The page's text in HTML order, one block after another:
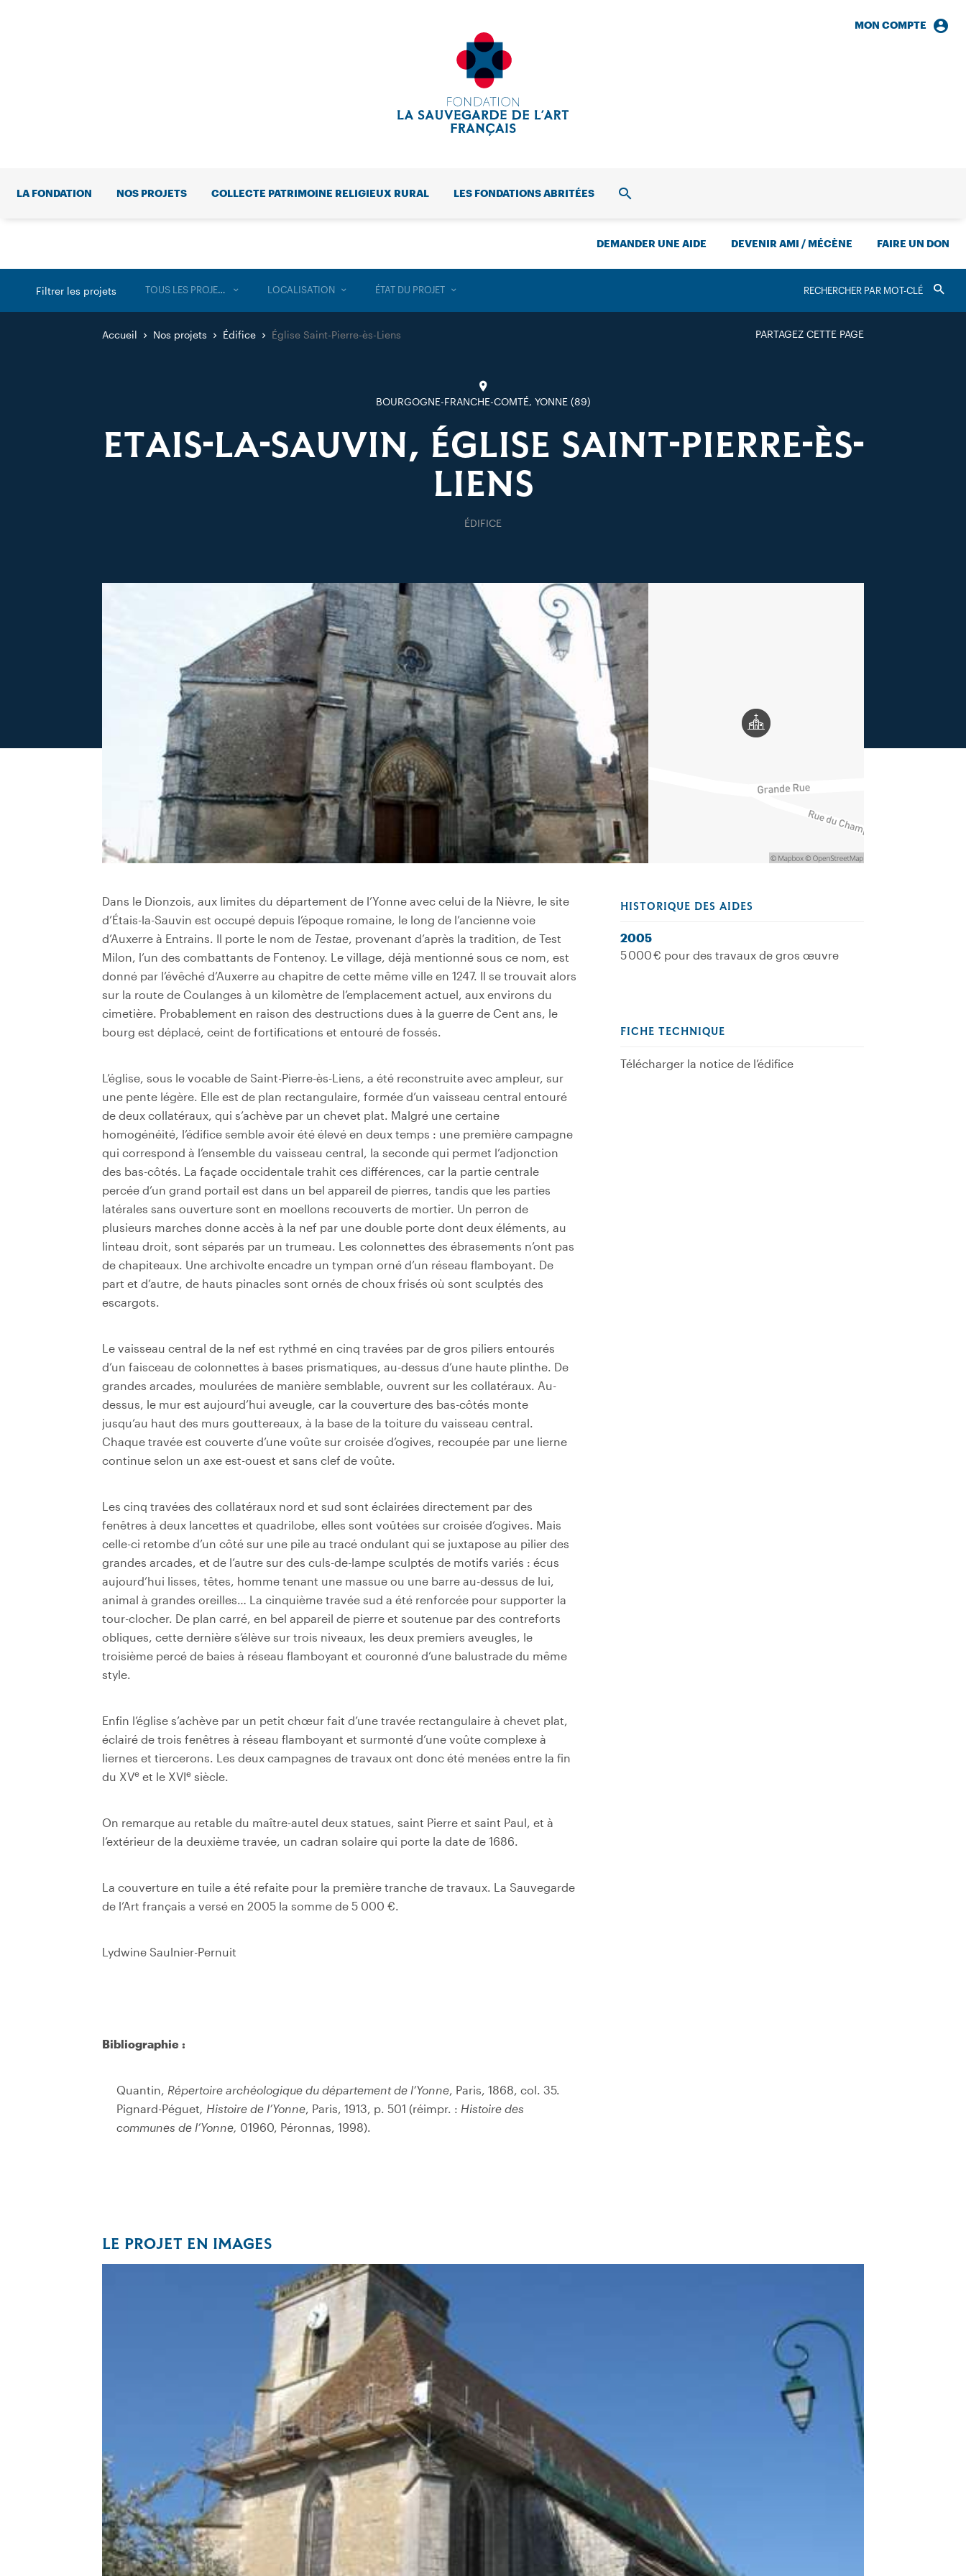
MON COMPTE
LA FONDATION NOS PROJETS COLLECTE PATRIMOINE RELIGIEUX RURAL LES FONDATIONS ABRITÉES RECHERCHE
DEMANDER UNE AIDE DEVENIR AMI / MÉCÈNE FAIRE UN DON
Filtrer les projets
Valider
TOUS LES PROJETS LOCALISATION ÉTAT DU PROJET
PARTAGEZ CETTE PAGE
Accueil Nos projets Édifice Église Saint-Pierre-ès-Liens
BOURGOGNE-FRANCHE-COMTÉ, YONNE (89)
ETAIS-LA-SAUVIN, ÉGLISE SAINT-PIERRE-ÈS-
LIENS
ÉDIFICE
Dans le Dionzois, aux limites du département de l’Yonne avec celui de la Nièvre, le site
d’Étais-la-Sauvin est occupé depuis l’époque romaine, le long de l’ancienne voie
d’Auxerre à Entrains. Il porte le nom de Testae, provenant d’après la tradition, de Test
Milon, l’un des combattants de Fontenoy. Le village, déjà mentionné sous ce nom, est
donné par l’évêché d’Auxerre au chapitre de cette même ville en 1247. Il se trouvait alors
sur la route de Coulanges à un kilomètre de l’emplacement actuel, aux environs du
cimetière. Probablement en raison des destructions dues à la guerre de Cent ans, le
bourg est déplacé, ceint de fortifications et entouré de fossés.
L’église, sous le vocable de Saint-Pierre-ès-Liens, a été reconstruite avec ampleur, sur
une pente légère. Elle est de plan rectangulaire, formée d’un vaisseau central entouré
de deux collatéraux, qui s’achève par un chevet plat. Malgré une certaine
homogénéité, l’édifice semble avoir été élevé en deux temps : une première campagne
qui correspond à l’ensemble du vaisseau central, la seconde qui permet l’adjonction
des bas-côtés. La façade occidentale trahit ces différences, car la partie centrale
percée d’un grand portail est dans un bel appareil de pierres, tandis que les parties
latérales sans ouverture sont en moellons recouverts de mortier. Un perron de
plusieurs marches donne accès à la nef par une double porte dont deux éléments, au
linteau droit, sont séparés par un trumeau. Les colonnettes des ébrasements n’ont pas
de chapiteaux. Une archivolte encadre un tympan orné d’un réseau flamboyant. De
part et d’autre, de hauts pinacles sont ornés de choux frisés où sont sculptés des
escargots.
Le vaisseau central de la nef est rythmé en cinq travées par de gros piliers entourés
d’un faisceau de colonnettes à bases prismatiques, au-dessus d’une haute plinthe. De
grandes arcades, moulurées de manière semblable, ouvrent sur les collatéraux. Au-
dessus, le mur est aujourd’hui aveugle, car la couverture des bas-côtés monte
jusqu’au haut des murs gouttereaux, à la base de la toiture du vaisseau central.
Chaque travée est couverte d’une voûte sur croisée d’ogives, recoupée par une lierne
continue selon un axe est-ouest et sans clef de voûte.
Les cinq travées des collatéraux nord et sud sont éclairées directement par des
fenêtres à deux lancettes et quadrilobe, elles sont voûtées sur croisée d’ogives. Mais
celle-ci retombe d’un côté sur une pile au tracé ondulant qui se juxtapose au pilier des
grandes arcades, et de l’autre sur des culs-de-lampe sculptés de motifs variés : écus
aujourd’hui lisses, têtes, homme tenant une massue ou une barre au-dessus de lui,
animal à grandes oreilles… La cinquième travée sud a été renforcée pour supporter la
tour-clocher. De plan carré, en bel appareil de pierre et soutenue par des contreforts
obliques, cette dernière s’élève sur trois niveaux, les deux premiers aveugles, le
troisième percé de baies à réseau flamboyant et couronné d’une balustrade du même
style.
Enfin l’église s’achève par un petit chœur fait d’une travée rectangulaire à chevet plat,
éclairé de trois fenêtres à réseau flamboyant et surmonté d’une voûte complexe à
liernes et tiercerons. Les deux campagnes de travaux ont donc été menées entre la fin
du XVe et le XVIe siècle.
On remarque au retable du maître-autel deux statues, saint Pierre et saint Paul, et à
l’extérieur de la deuxième travée, un cadran solaire qui porte la date de 1686.
La couverture en tuile a été refaite pour la première tranche de travaux. La Sauvegarde
de l’Art français a versé en 2005 la somme de 5 000 €.
Lydwine Saulnier-Pernuit
Bibliographie :
Quantin, Répertoire archéologique du département de l’Yonne, Paris, 1868, col. 35.
Pignard-Péguet, Histoire de l’Yonne, Paris, 1913, p. 501 (réimpr. : Histoire des
communes de l’Yonne, 01960, Péronnas, 1998).
HISTORIQUE DES AIDES
2005
5 000 € pour des travaux de gros œuvre
FICHE TECHNIQUE
Télécharger la notice de l’édifice
LE PROJET EN IMAGES